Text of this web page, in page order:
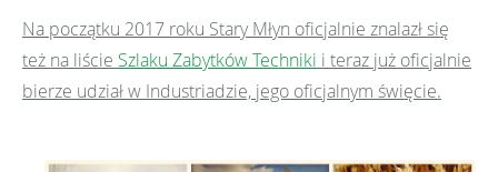
Na początku 2017 roku Stary Młyn oficjalnie znalazł się
też na liście Szlaku Zabytków Techniki i teraz już oficjalnie
bierze udział w Industriadzie, jego oficjalnym święcie.